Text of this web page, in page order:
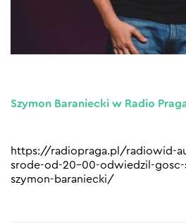
Szymon Baraniecki w Radio
https://radiopraga.pl/radiowid-
srode-od-20-00-odwiedzil-
szymon-baraniecki/